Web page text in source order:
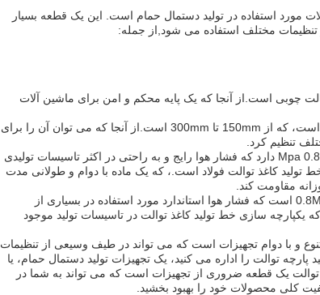
مورد استفاده در تولید دستمال حمام است. این یک قطعه بسیار
مختلف استفاده می شود,از جمله:
چوبی است.از آنجا که یک پایه محکم و امن برای ماشین آلات
قطر برش برای خط تولید کاغذ توالت قابل تنظیم است، که از 150mm تا 300mm است.از آنجا که می توان آن را برای
تنظیم کرد.
خط تولید کاغذ توالت نیاز به یک منبع هوا از 0.5 تا 0.8 Mpa دارد که فشار هوا رایج و به راحتی در اکثر تاسیسات تولیدی
تولید کاغذ توالت فولاد است.، که یک ماده با دوام و طولانی مدت
مقاومت کند.
فشار هوا مورد نیاز برای خط تولید کاغذ توالت 0.8Mpa است که فشار هوا استاندارد مورد استفاده در بسیاری از
سازی خط تولید کاغذ توالت در تاسیسات تولید موجود
و با دوام تجهیزات است که می تواند در طیف وسیعی از تنظیمات
پارچه توالت را اداره می کنید، یک تجهیزات تولید دستمال حمام، یا
توالت یک قطعه ضروری از تجهیزات است که می تواند به شما در
کلی محصولات خود را بهبود بخشید.